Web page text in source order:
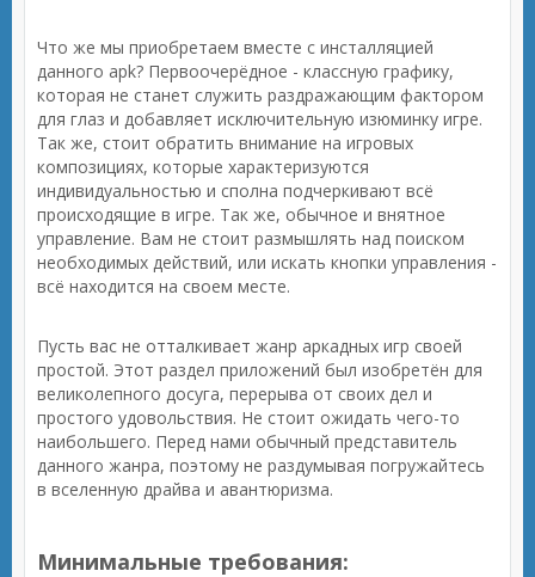
Что же мы приобретаем вместе с инсталляцией
данного apk? Первоочерёдное - классную графику,
которая не станет служить раздражающим фактором
для глаз и добавляет исключительную изюминку игре.
Так же, стоит обратить внимание на игровых
композициях, которые характеризуются
индивидуальностью и сполна подчеркивают всё
происходящие в игре. Так же, обычное и внятное
управление. Вам не стоит размышлять над поиском
необходимых действий, или искать кнопки управления -
всё находится на своем месте.
Пусть вас не отталкивает жанр аркадных игр своей
простой. Этот раздел приложений был изобретён для
великолепного досуга, перерыва от своих дел и
простого удовольствия. Не стоит ожидать чего-то
наибольшего. Перед нами обычный представитель
данного жанра, поэтому не раздумывая погружайтесь
в вселенную драйва и авантюризма.
Минимальные требования: